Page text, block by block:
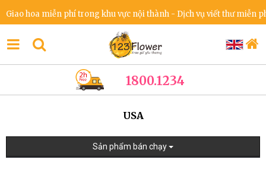
hoa miễn phí trong khu vực nội thành - Dịch vụ viết thư miễn
1800.1234
USA
Sản phẩm bán chạy